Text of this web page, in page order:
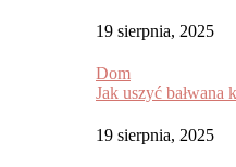
19 sierpnia, 2025
Dom
Jak uszyć bałwana
19 sierpnia, 2025